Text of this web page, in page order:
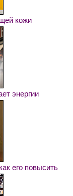
кожи
энергии
его повысить